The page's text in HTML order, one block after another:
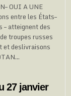
OUI A UNE
entre les États–
– atteignent des
troupes russes
et deslivraisons
27 janvier